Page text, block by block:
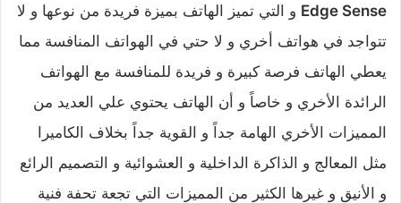
Edge Sense و التي تميز الهاتف بميزة فريدة من نوعها و لا
تتواجد في هواتف أخري و لا حتي في الهواتف المنافسة مما
يعطي الهاتف فرصة كبيرة و فريدة للمنافسة مع الهواتف
الرائدة الأخري و خاصاً و أن الهاتف يحتوي علي العديد من
المميزات الأخري الهامة جداً و القوية جداً بخلاف الكاميرا
مثل المعالج و الذاكرة الداخلية و العشوائية و التصميم الرائع
و الأنيق و غيرها الكثير من المميزات التي تجعة تحفة فنية